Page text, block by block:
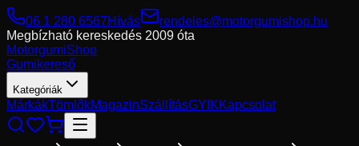
06 1 280 6567Hívás
rendeles@motorgumishop.hu
Megbízható kereskedés 2009 óta
MotorgumiShop
Gumikereső
Kategóriák
MárkákTömlőkMagazinSzállításGYIKKapcsolat